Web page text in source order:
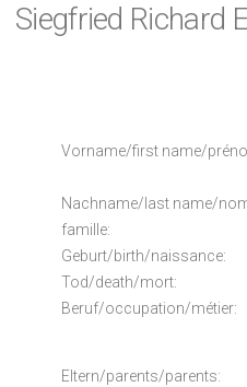
Siegfried Richard
Vorname/first name/
Nachname/last name/
famille:
Geburt/birth/naissance:
Tod/death/mort:
Beruf/occupation/métier:
Eltern/parents/parents: